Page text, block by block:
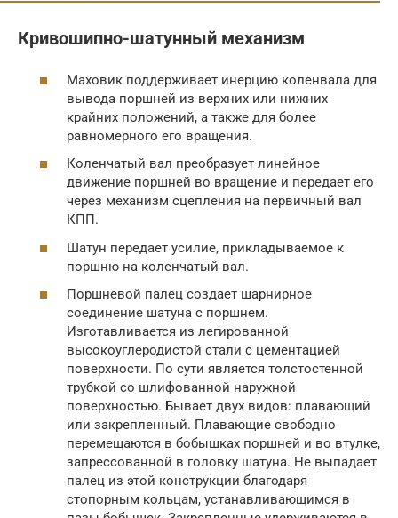
Кривошипно-шатунный механизм
Маховик поддерживает инерцию коленвала для
вывода поршней из верхних или нижних
крайних положений, а также для более
равномерного его вращения.
Коленчатый вал преобразует линейное
движение поршней во вращение и передает его
через механизм сцепления на первичный вал
КПП.
Шатун передает усилие, прикладываемое к
поршню на коленчатый вал.
Поршневой палец создает шарнирное
соединение шатуна с поршнем.
Изготавливается из легированной
высокоуглеродистой стали с цементацией
поверхности. По сути является толстостенной
трубкой со шлифованной наружной
поверхностью. Бывает двух видов: плавающий
или закрепленный. Плавающие свободно
перемещаются в бобышках поршней и во втулке,
запрессованной в головку шатуна. Не выпадает
палец из этой конструкции благодаря
стопорным кольцам, устанавливающимся в